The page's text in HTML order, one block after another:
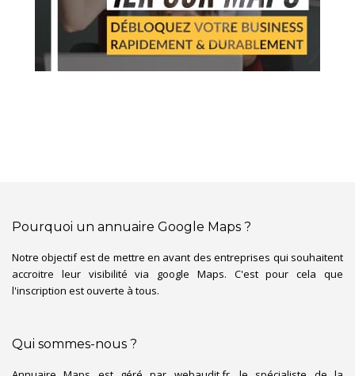
Pourquoi un annuaire Google Maps ?
Notre objectif est de mettre en avant des entreprises qui souhaitent
accroitre leur visibilité via google Maps. C'est pour cela que
l'inscription est ouverte à tous.
Qui sommes-nous ?